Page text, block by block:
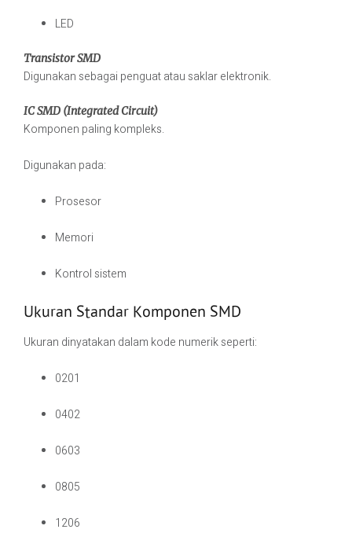
LED
Transistor SMD
Digunakan sebagai penguat atau saklar elektronik.
IC SMD (Integrated Circuit)
Komponen paling kompleks.
Digunakan pada:
Prosesor
Memori
Kontrol sistem
Ukuran Standar Komponen SMD
Ukuran dinyatakan dalam kode numerik seperti:
0201
0402
0603
0805
1206